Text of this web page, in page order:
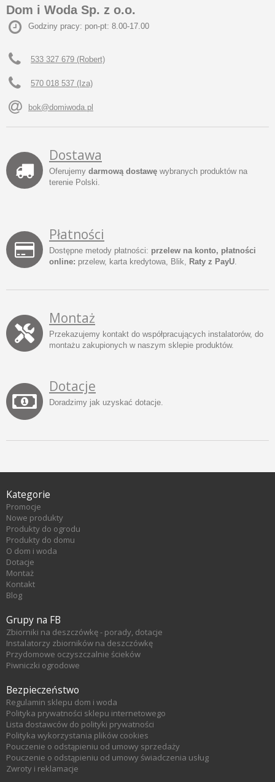
Dom i Woda Sp. z o.o.
Godziny pracy: pon-pt: 8.00-17.00
533 327 679 (Robert)
570 018 537 (Iza)
bok@domiwoda.pl
Dostawa
Oferujemy darmową dostawę wybranych produktów na
terenie Polski.
Płatności
Dostępne metody płatności: przelew na konto, płatności
online: przelew, karta kredytowa, Blik, Raty z PayU.
Montaż
Przekazujemy kontakt do współpracujących instalatorów, do
montażu zakupionych w naszym sklepie produktów.
Dotacje
Doradzimy jak uzyskać dotacje.
Kategorie
Promocje
Nowe produkty
Produkty do ogrodu
Produkty do domu
O dom i woda
Dotacje
Montaż
Kontakt
Blog
Grupy na FB
Zbiorniki na deszczówkę - porady, dotacje
Instalatorzy zbiorników na deszczówkę
Przydomowe oczyszczalnie ścieków
Piwniczki ogrodowe
Bezpieczeństwo
Regulamin sklepu dom i woda
Polityka prywatności sklepu internetowego
Lista dostawców do polityki prywatności
Polityka wykorzystania plików cookies
Pouczenie o odstąpieniu od umowy sprzedaży
Pouczenie o odstąpieniu od umowy świadczenia usług
Zwroty i reklamacje